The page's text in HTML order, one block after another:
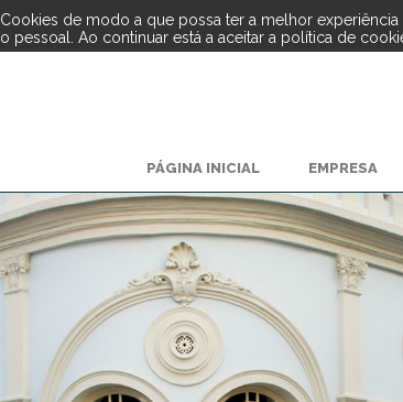
de modo a que possa ter a melhor
Ao continuar está a aceitar a política de
PÁGINA INICIAL EMPRESA